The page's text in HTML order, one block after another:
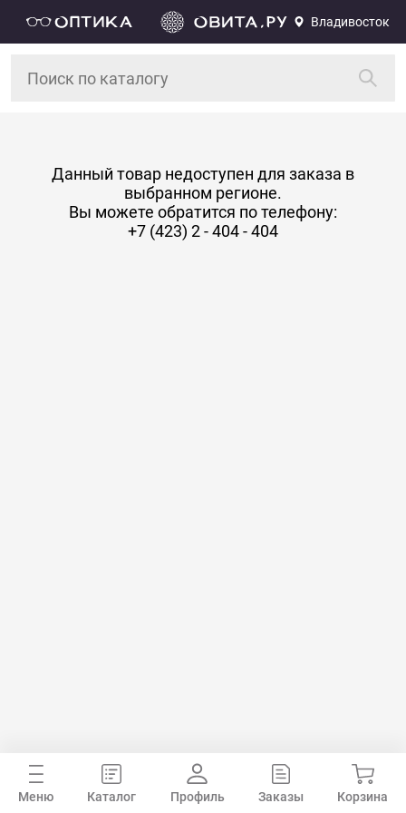
Владивосток
Данный товар недоступен для заказа в
выбранном регионе.
Вы можете обратится по телефону:
+7 (423) 2 - 404 - 404
Меню Каталог Профиль Заказы Корзина